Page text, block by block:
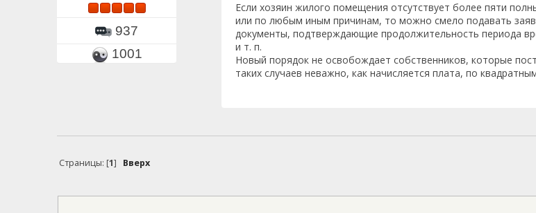
937
1001
Если хозяин жилого помещения отсутствует более пяти
или по любым иным причинам, то можно смело подавать
документы, подтверждающие продолжительность периода
и т. п.
Новый порядок не освобождает собственников, которые
таких случаев неважно, как начисляется плата, по
Страницы: [1] Вверх